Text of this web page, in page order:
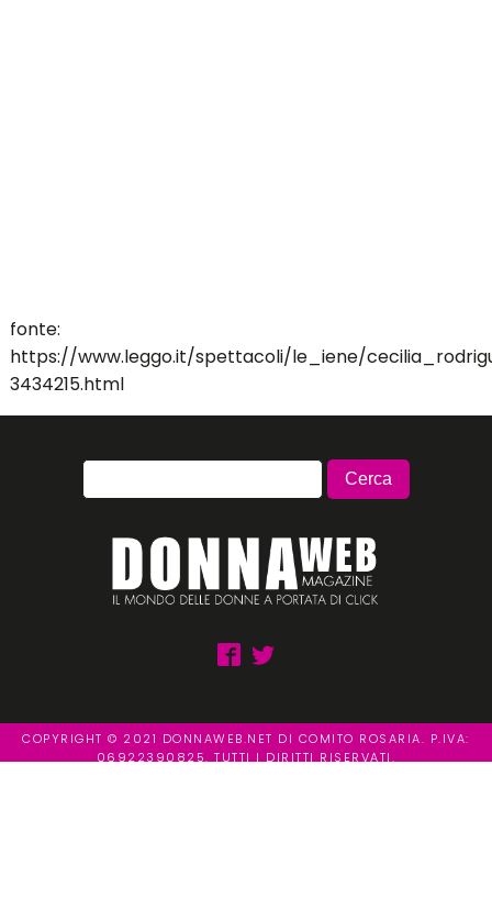
fonte:
https://www.leggo.it/spettacoli/le_iene/
3434215.html
COPYRIGHT © 2021 DONNAWEB.NET DI COMITO ROSARIA. P.IVA:
06922390825. TUTTI I DIRITTI RISERVATI.